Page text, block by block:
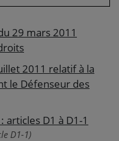
29 mars 2011
2011 relatif à la
le Défenseur des
D1 à D1-1
D1-1)